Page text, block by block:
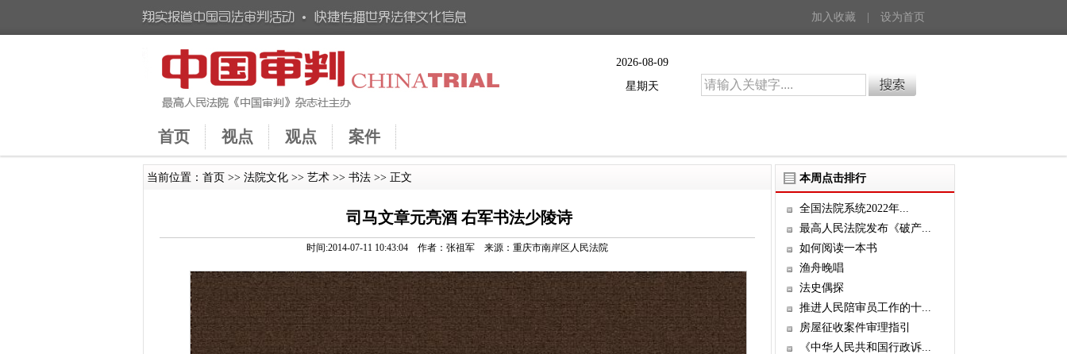
加入收藏 设为首页
2026-08-09
星期天
首页 视点 观点 案件
当前位置： 首页 >> 法院文化 >> 艺术 >> 书法 >> 正文
司马文章元亮酒 右军书法少陵诗
时间:2014-07-11 10:43:04 作者：张祖军 来源：重庆市南岸区人民法院
本周点击排行
全国法院系统2022年...
最高人民法院发布《破产...
如何阅读一本书
渔舟晚唱
法史偶探
推进人民陪审员工作的十...
房屋征收案件审理指引
《中华人民共和国行政诉...